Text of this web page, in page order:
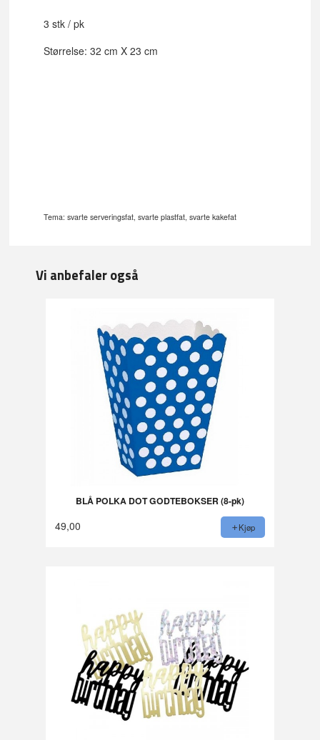
3 stk / pk
Størrelse: 32 cm X 23 cm
Tema: svarte serveringsfat, svarte plastfat, svarte kakefat
Vi anbefaler også
BLÅ POLKA DOT GODTEBOKSER (8-pk)
49,00 Kjøp